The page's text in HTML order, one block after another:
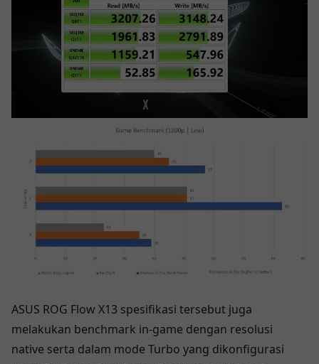
ASUS ROG Flow X13 spesifikasi tersebut juga
melakukan benchmark in-game dengan resolusi
native serta dalam mode Turbo yang dikonfigurasi